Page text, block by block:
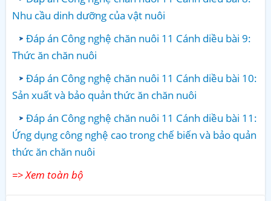
Nhu cầu dinh dưỡng của vật nuôi
Đáp án Công nghệ chăn nuôi 11 Cánh diều bài 9:
Thức ăn chăn nuôi
Đáp án Công nghệ chăn nuôi 11 Cánh diều bài 10:
Sản xuất và bảo quản thức ăn chăn nuôi
Đáp án Công nghệ chăn nuôi 11 Cánh diều bài 11:
Ứng dụng công nghệ cao trong chế biến và bảo quản
thức ăn chăn nuôi
=> Xem toàn bộ